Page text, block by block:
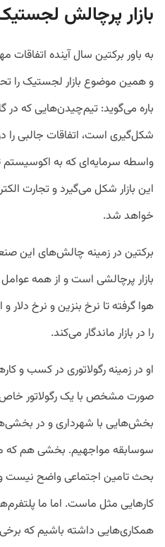
بازار پرچالش
به باور برکتین سال آینده
و همین موضوع بازار لجستیک را
باره می‌گوید: تیم‌چیدن‌هایی که در
شکل‌گیری است، اتفاقات جالبی
واسطه سرمایه‌ای که به اکوسیستم
این بازار شکل می‌گیرد و تجارت
خواهد شد.
برکتین در زمینه چالش‌های این
بازار پرچالشی است و از همه
هوا گرفته تا نرخ بنزین و نرخ دلار
را در بازار ماندگار می‌کند.
او در زمینه رگولاتوری در کسب و
صورت مشخص با یک رگولاتور خاص
بخش‌هایی با شهرداری و در
سوسابقه مواجهیم. بخشی هم که
بحث تامین اجتماعی واضح
کارهایی مثل ماست. اما ما
همکاری‌هایی داشته باشیم که